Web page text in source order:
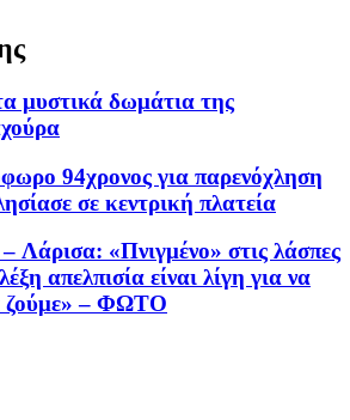
μυστικά δωμάτια της
94χρονος για παρενόχληση
σε κεντρική πλατεία
Λάρισα: «Πνιγμένο» στις λάσπες
απελπισία είναι λίγη για να
ζούμε» – ΦΩΤΟ